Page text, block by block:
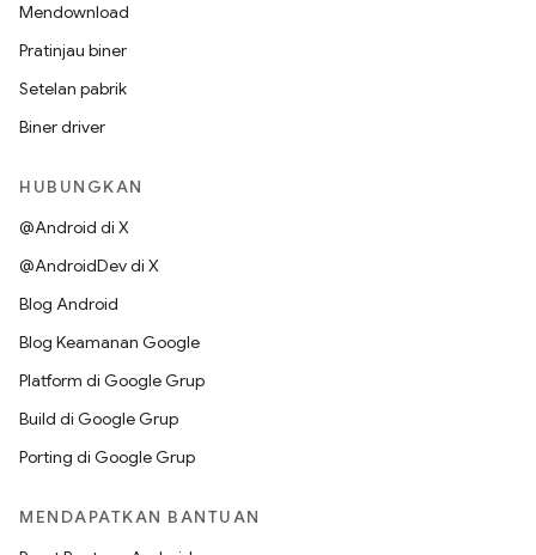
Mendownload
Pratinjau biner
Setelan pabrik
Biner driver
HUBUNGKAN
@Android di X
@AndroidDev di X
Blog Android
Blog Keamanan Google
Platform di Google Grup
Build di Google Grup
Porting di Google Grup
MENDAPATKAN BANTUAN